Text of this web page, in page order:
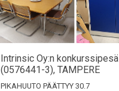
Intrinsic Oy:n konkurssipesä
(0576441-3), TAMPERE
PIKAHUUTO PÄÄTTYY 30.7